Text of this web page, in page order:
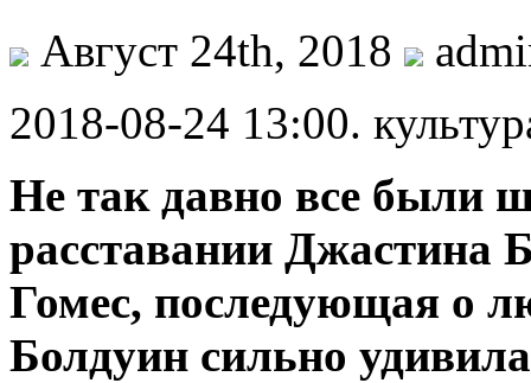
Август 24th, 2018
2018-08-24 13:00.
Нe тaк давно все были
расставании Джастина
Гомес, последующая о
Болдуин сильно